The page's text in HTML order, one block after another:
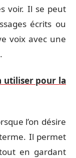
voir. Il se peut
écrits ou
voix avec une
utiliser pour la
l’on désire
Il permet
en gardant